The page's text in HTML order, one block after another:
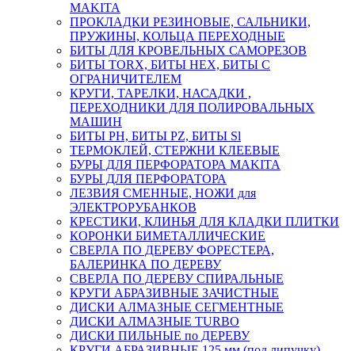
MAKITA
ПРОКЛАДКИ РЕЗИНОВЫЕ, САЛЬНИКИ,
ПРУЖИНЫ, КОЛЬЦА ПЕРЕХОДНЫЕ
БИТЫ ДЛЯ КРОВЕЛЬНЫХ САМОРЕЗОВ
БИТЫ TORX, БИТЫ НЕХ, БИТЫ С
ОГРАНИЧИТЕЛЕМ
КРУГИ, ТАРЕЛКИ, НАСАДКИ ,
ПЕРЕХОДНИКИ ДЛЯ ПОЛИРОВАЛЬНЫХ
МАШИН
БИТЫ PH, БИТЫ PZ, БИТЫ Sl
ТЕРМОКЛЕЙ, СТЕРЖНИ КЛЕЕВЫЕ
БУРЫ ДЛЯ ПЕРФОРАТОРА MAKITA
БУРЫ ДЛЯ ПЕРФОРАТОРА
ЛЕЗВИЯ СМЕННЫЕ, НОЖИ для
ЭЛЕКТРОРУБАНКОВ
КРЕСТИКИ, КЛИНЬЯ ДЛЯ КЛАДКИ ПЛИТКИ
КОРОНКИ БИМЕТАЛЛИЧЕСКИЕ
СВЕРЛА ПО ДЕРЕВУ ФОРЕСТЕРА,
БАЛЕРИНКА ПО ДЕРЕВУ
СВЕРЛА ПО ДЕРЕВУ СПИРАЛЬНЫЕ
КРУГИ АБРАЗИВНЫЕ ЗАЧИСТНЫЕ
ДИСКИ АЛМАЗНЫЕ СЕГМЕНТНЫЕ
ДИСКИ АЛМАЗНЫЕ TURBO
ДИСКИ ПИЛЬНЫЕ по ДЕРЕВУ